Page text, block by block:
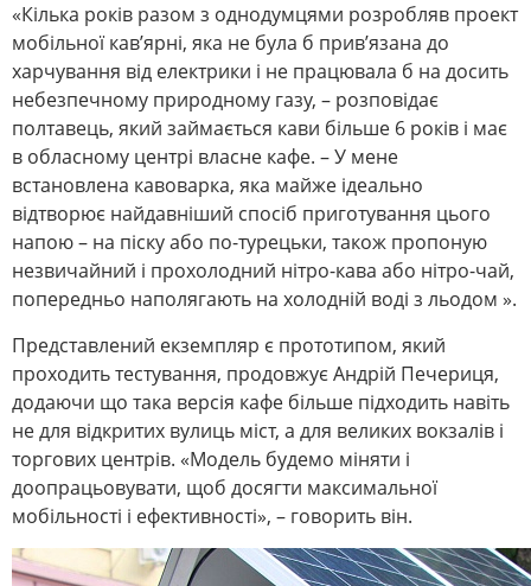
«Кілька років разом з однодумцями розробляв проект
мобільної кав’ярні, яка не була б прив’язана до
харчування від електрики і не працювала б на досить
небезпечному природному газу, – розповідає
полтавець, який займається кави більше 6 років і має
в обласному центрі власне кафе. – У мене
встановлена ​​кавоварка, яка майже ідеально
відтворює найдавніший спосіб приготування цього
напою – на піску або по-турецьки, також пропоную
незвичайний і прохолодний нітро-кава або нітро-чай,
попередньо наполягають на холодній воді з льодом ».
Представлений екземпляр є прототипом, який
проходить тестування, продовжує Андрій Печериця,
додаючи що така версія кафе більше підходить навіть
не для відкритих вулиць міст, а для великих вокзалів і
торгових центрів. «Модель будемо міняти і
доопрацьовувати, щоб досягти максимальної
мобільності і ефективності», – говорить він.